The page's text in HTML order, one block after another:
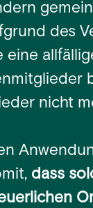
des
eine
nicht
dass